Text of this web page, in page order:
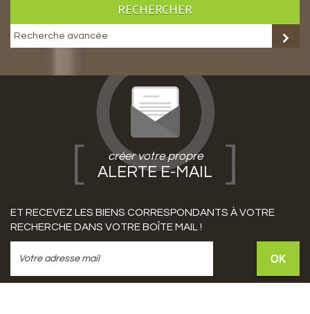
RECHERCHER
Recherche avancée
créer votre propre
ALERTE E-MAIL
ET RECEVEZ LES BIENS CORRESPONDANTS À VOTRE
RECHERCHE DANS VOTRE BOÎTE MAIL !
OK